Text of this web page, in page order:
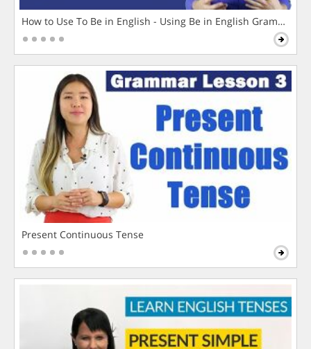
How to Use To Be in English - Using Be in English Grammar
Present Continuous Tense